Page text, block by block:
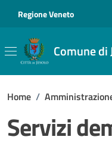
Regione Veneto
Comune di
Home /
Servizi